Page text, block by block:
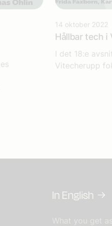
14 oktober 2022
Hållbar tech
I det 18:e
Vitecherupp
In English
What you get